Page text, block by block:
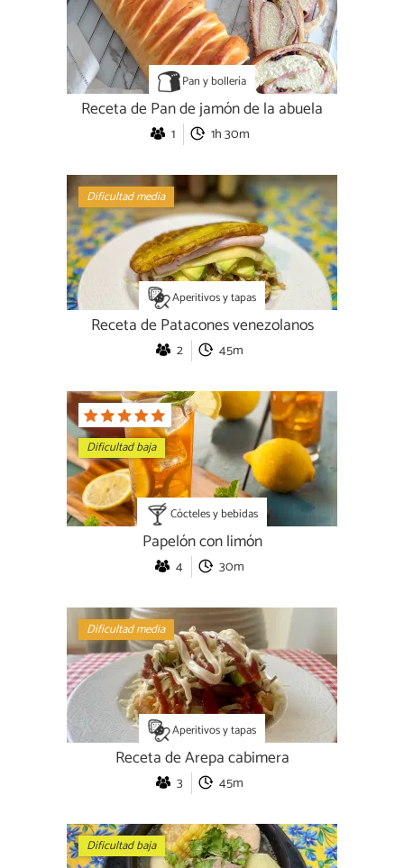
Pan y bollería
Receta de Pan de jamón de la abuela
1 1h 30m
Dificultad media
Aperitivos y tapas
Receta de Patacones venezolanos
2 45m
Dificultad baja
Cócteles y bebidas
Papelón con limón
4 30m
Dificultad media
Aperitivos y tapas
Receta de Arepa cabimera
3 45m
Dificultad baja